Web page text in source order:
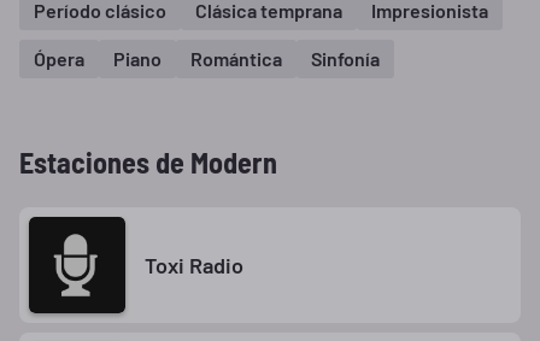
Período clásico Clásica temprana Impresionista
Ópera Piano Romántica Sinfonía
Estaciones de Modern
Toxi Radio